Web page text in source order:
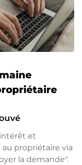
et
propriétaire via
la demande".